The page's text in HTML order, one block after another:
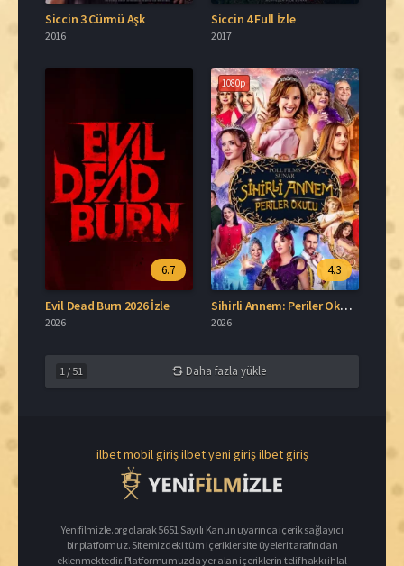
Siccin 3 Cürmü Aşk
2016
Siccin 4 Full İzle
2017
6.7
Evil Dead Burn 2026 İzle
2026
1080p
4.3
Sihirli Annem: Periler Okulu İzle
2026
1 / 51 Daha fazla yükle
ilbet mobil girişilbet yeni girişilbet giriş
Yenifilmizle.org olarak 5651 Sayılı Kanun uyarınca içerik sağlayıcı
bir platformuz. Sitemizdeki tüm içerikler site üyeleri tarafından
eklenmektedir. Platformumuzda yer alan içeriklerin telif hakkı ihlal